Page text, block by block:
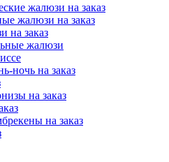
жалюзи на заказ
жалюзи на заказ
на заказ
жалюзи
ночь на заказ
на заказ
на заказ